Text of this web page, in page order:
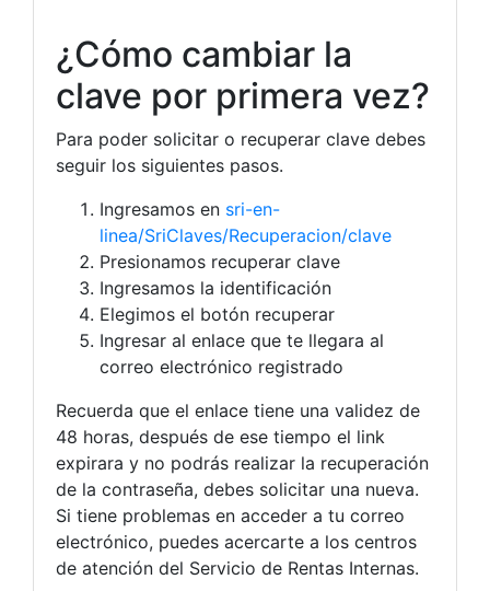
¿Cómo cambiar la
clave por primera vez?
Para poder solicitar o recuperar clave debes
seguir los siguientes pasos.
Ingresamos en sri-en-
linea/SriClaves/Recuperacion/clave
Presionamos recuperar clave
Ingresamos la identificación
Elegimos el botón recuperar
Ingresar al enlace que te llegara al
correo electrónico registrado
Recuerda que el enlace tiene una validez de
48 horas, después de ese tiempo el link
expirara y no podrás realizar la recuperación
de la contraseña, debes solicitar una nueva.
Si tiene problemas en acceder a tu correo
electrónico, puedes acercarte a los centros
de atención del Servicio de Rentas Internas.